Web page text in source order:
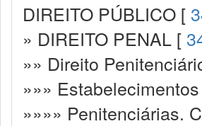
DIREITO PÚBLICO [
» DIREITO PENAL [
»» Direito
»»»
»»»» Penitenciárias.